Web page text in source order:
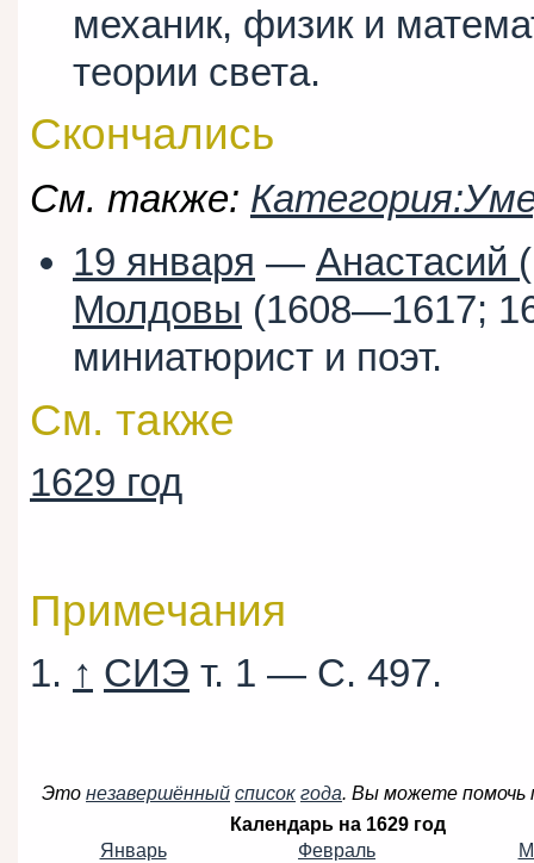
механик, физик и
теории света.
Скончались
См. также:
19 января — Анастасий
Молдовы (1608—1617;
миниатюрист и поэт.
См. также
1629 год
Примечания
↑ СИЭ т. 1 — С. 497.
Это незавершённый список года. Вы можете помочь
Календарь на 1629 год
Январь
Февраль